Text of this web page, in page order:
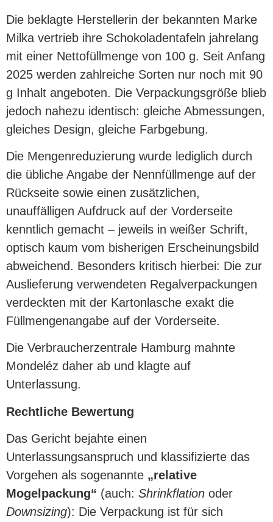
Die beklagte Herstellerin der bekannten Marke
Milka vertrieb ihre Schokoladentafeln jahrelang
mit einer Nettofüllmenge von 100 g. Seit Anfang
2025 werden zahlreiche Sorten nur noch mit 90
g Inhalt angeboten. Die Verpackungsgröße blieb
jedoch nahezu identisch: gleiche Abmessungen,
gleiches Design, gleiche Farbgebung.
Die Mengenreduzierung wurde lediglich durch
die übliche Angabe der Nennfüllmenge auf der
Rückseite sowie einen zusätzlichen,
unauffälligen Aufdruck auf der Vorderseite
kenntlich gemacht – jeweils in weißer Schrift,
optisch kaum vom bisherigen Erscheinungsbild
abweichend. Besonders kritisch hierbei: Die zur
Auslieferung verwendeten Regalverpackungen
verdeckten mit der Kartonlasche exakt die
Füllmengenangabe auf der Vorderseite.
Die Verbraucherzentrale Hamburg mahnte
Mondeléz daher ab und klagte auf
Unterlassung.
Rechtliche Bewertung
Das Gericht bejahte einen
Unterlassungsanspruch und klassifizierte das
Vorgehen als sogenannte „relative
Mogelpackung“ (auch: Shrinkflation oder
Downsizing): Die Verpackung ist für sich